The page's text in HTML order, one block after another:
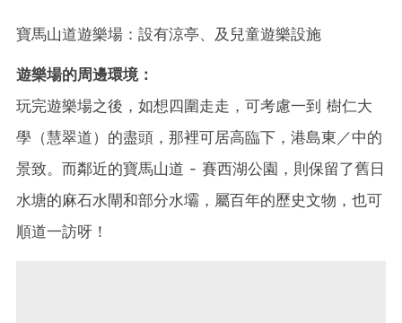
寶馬山道遊樂場：設有涼亭、及兒童遊樂設施
遊樂場的周邊環境：
玩完遊樂場之後，如想四圍走走，可考慮一到 樹仁大
學（慧翠道）的盡頭，那裡可居高臨下，港島東／中的
景致。而鄰近的寶馬山道 - 賽西湖公園，則保留了舊日
水塘的麻石水閘和部分水壩，屬百年的歷史文物，也可
順道一訪呀！